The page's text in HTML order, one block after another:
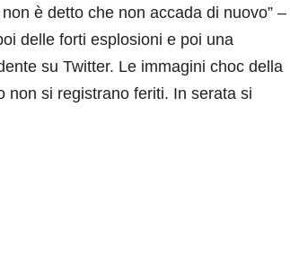
non è detto che non accada di nuovo” –
delle forti esplosioni e poi una
su Twitter. Le immagini choc della
non si registrano feriti. In serata si